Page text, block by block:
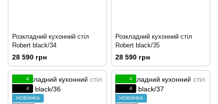
Розкладний кухонний стіл
Robert black/34
28 590 грн
Розкладний кухонний стіл
Robert black/35
28 590 грн
4
4
НОВИНКА
4
4
НОВИНКА